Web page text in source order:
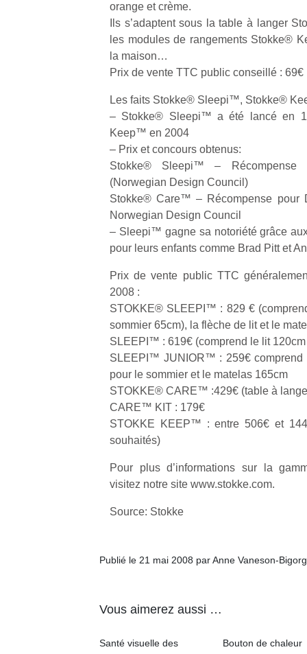
orange et crème.
Ils s’adaptent sous la table à langer
les modules de rangements Stokke®
la maison…
Prix de vente TTC public conseillé :
Les faits Stokke® Sleepi™, Stokke®
– Stokke® Sleepi™ a été lancé en
Keep™ en 2004
– Prix et concours obtenus:
Stokke® Sleepi™ – Récompense
(Norwegian Design Council)
Stokke® Care™ – Récompense pour
Norwegian Design Council
– Sleepi™ gagne sa notoriété grâce
pour leurs enfants comme Brad Pitt et
Prix de vente public TTC
2008 :
STOKKE® SLEEPI™ : 829 €
sommier 65cm), la flèche de lit et le
SLEEPI™ : 619€ (comprend le lit
SLEEPI™ JUNIOR™ : 259€ comprend
pour le sommier et le matelas 165cm
STOKKE® CARE™ :429€ (table à
CARE™ KIT : 179€
STOKKE KEEP™ : entre 506€ et
souhaités)
Pour plus d’informations sur la
visitez notre site www.stokke.com.
Source: Stokke
Publié le 21 mai 2008 par Anne Vaneson-
Vous aimerez aussi …
Santé visuelle des
Bouton de chaleur
…
NextGen,
une
nouvelle
trottinette
mécanique
Beeper
débordent
souvent
Varier les
simple.
activité
ou
Des
trampolines
pour les
grands et
Durant les
et avec le
retour des
enfants
de